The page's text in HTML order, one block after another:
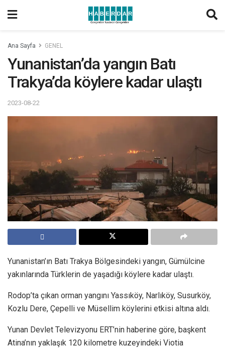
Ana Sayfa GENEL
Yunanistan’da yangın Batı
Trakya’da köylere kadar ulaştı
2023-08-22
Yunanistan’ın Batı Trakya Bölgesindeki yangın, Gümülcine
yakınlarında Türklerin de yaşadığı köylere kadar ulaştı.
Rodop’ta çıkan orman yangını Yassıköy, Narlıköy, Susurköy,
Kozlu Dere, Çepelli ve Müsellim köylerini etkisi altına aldı.
Yunan Devlet Televizyonu ERT’nin haberine göre, başkent
Atina’nın yaklaşık 120 kilometre kuzeyindeki Viotia